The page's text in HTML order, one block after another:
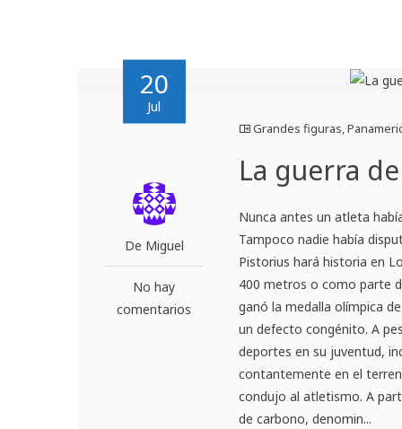
20
Jul
De Miguel
No hay
comentarios
Grandes figuras,
La guerra
Nunca antes un atleta
Tampoco nadie había
Pistorius hará historia en
400 metros o como parte
ganó la medalla olímpica
un defecto congénito. A
deportes en su juventud,
contantemente en el
condujo al atletismo. A
de carbono, denomin...